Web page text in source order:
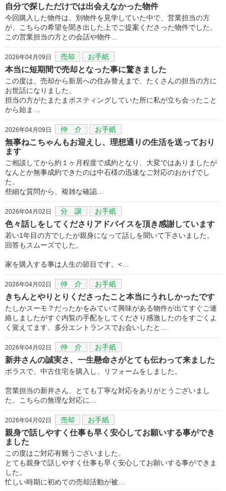
自分で探しただけでは出会えなかった物件
今回購入した物件は、別物件を見学していた中で、営業担当の方
が、こちらの希望を聞き出した上でご提案くださった物件でした。
この営業担当の方との会話や物件…
2026年04月09日 売却 お手紙
本当に短期間で売却となった事に驚きました
この度は、売却から新居への住み替えまで、たくさんの担当の方に
お世話になりました。
担当の方がたまたまポスティングしていた所に私が立ち会ったこと
から始ま…
2026年04月09日 仲 介 お手紙
無事ねこちゃんもお迎えし、理想通りの生活を送っており
ます
ご相談してから約１ヶ月程度で成約となり、大変ではありましたが
なんとか無事成約できたのは中石様の迅速なご対応のおかげでし
た。
些細な質問から、複雑な確認…
2026年04月02日 分 譲 お手紙
色々話しをしてくださりアドバイスを頂き感謝しています
若い1年目の方でしたが親身になって話しを聞いて下さいました。
回答もスムーズでした。
家を購入する事は人生の節目です。<…
2026年04月02日 仲 介 お手紙
きちんとやりとりくださったこと本当にうれしかったです
たしかスーモ？だったかをみていて興味がある物件が出てすぐご連
絡しましたがすぐ内覧の手配をしてくださり感激したのをすごくよ
く覚えてます。多分エントランスでお会いしたと…
2026年04月02日 仲 介 お手紙
新井さんの誠実さ、一生懸命さがとても伝わって来ました
ポラスで、中古住宅を購入し、リフォームをしました。
営業担当の新井さん、とても丁寧な対応をありがとうございまし
た。こちらの無理な対応に…
2026年04月02日 売却 お手紙
親身で話しやすく仕事も早く安心してお願いする事ができ
ました
この度はご対応有難うございました。
とても親身で話しやすく仕事も早く安心してお願いする事ができま
した。
忙しい時期に初めての売却活動が被…